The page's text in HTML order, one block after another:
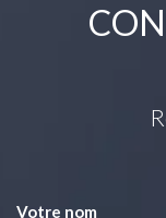
Votre nom